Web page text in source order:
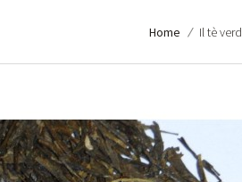
Home Il tè verde